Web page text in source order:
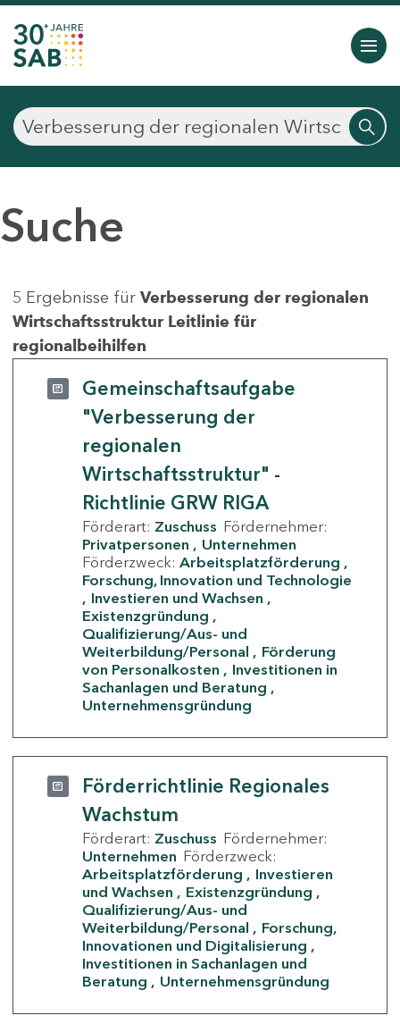
Suche
5 Ergebnisse für Verbesserung der regionalen
Wirtschaftsstruktur Leitlinie für
regionalbeihilfen
Gemeinschaftsaufgabe
"Verbesserung der
regionalen
Wirtschaftsstruktur" -
Richtlinie GRW RIGA
Förderart: Zuschuss Fördernehmer:
Privatpersonen
Unternehmen
Förderzweck: Arbeitsplatzförderung
Forschung, Innovation und Technologie
Investieren und Wachsen
Existenzgründung
Qualifizierung/Aus- und
Weiterbildung/Personal
Förderung
von Personalkosten
Investitionen in
Sachanlagen und Beratung
Unternehmensgründung
Förderrichtlinie Regionales
Wachstum
Förderart: Zuschuss Fördernehmer:
Unternehmen Förderzweck:
Arbeitsplatzförderung
Investieren
und Wachsen
Existenzgründung
Qualifizierung/Aus- und
Weiterbildung/Personal
Forschung,
Innovationen und Digitalisierung
Investitionen in Sachanlagen und
Beratung
Unternehmensgründung